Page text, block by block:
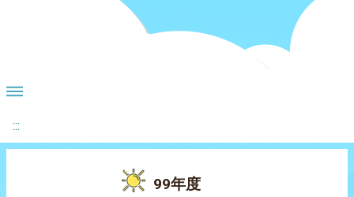
:::
99年度